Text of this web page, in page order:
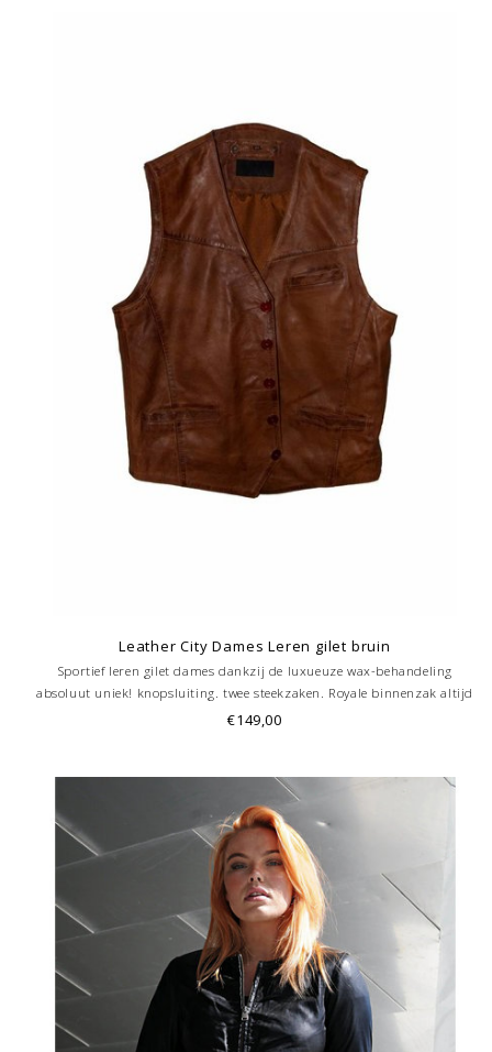
Leather City Dames Leren gilet bruin
Sportief leren gilet dames dankzij de luxueuze wax-behandeling
absoluut uniek! knopsluiting. twee steekzaken. Royale binnenzak altijd
handig Trendy kort model, getailleerd.
€149,00